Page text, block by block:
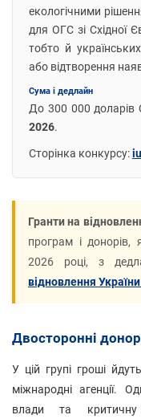
екологічними
для ОГС зі Східної
тобто й
або відтворення
Сума і дедлайн
До 300 000
2026.
Сторінка конкурсу:
Гранти на
програм і донорів,
2026 році, з
відновлення
Двосторонні
У цій групі гроші
міжнародні агенції.
влади та критичну